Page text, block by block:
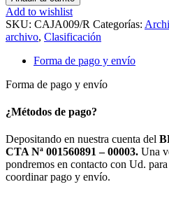
Add to wishlist
SKU: CAJA009/R Categorías:
archivo, Clasificación
Forma de pago y envío
Forma de pago y envío
¿Métodos de pago?
Depositando en nuestra cuenta del
CTA Nª 001560891 – 00003. Una
pondremos en contacto con Ud.
coordinar pago y envío.